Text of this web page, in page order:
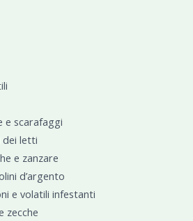
e scarafaggi
dei letti
e zanzare
d’argento
e volatili infestanti
zecche